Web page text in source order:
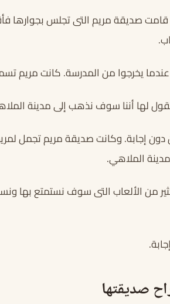
قامت صديقة مريم التى تجلس بجوارها
عندما يخرجوا من المدرسة. كانت مريم
لها أننا سوف نذهب إلى مدينة
إجابة. وكانت صديقة مريم تجمل
الملاهي.
من الألعاب التى سوف نستمتع بها
صديقتها